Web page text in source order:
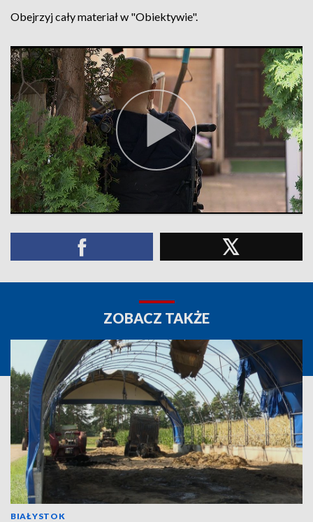
Obejrzyj cały materiał w "Obiektywie".
ZOBACZ TAKŻE
BIAŁYSTOK